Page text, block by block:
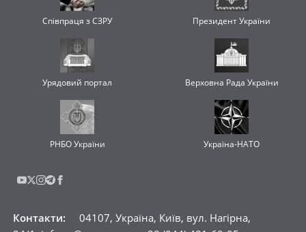
Співпраця з СЗРУ Президент України
Урядовий портал Верховна Рада України
РНБО України Україна-НАТО
Контакти:
04107, Україна, Київ, вул. Нагірна,